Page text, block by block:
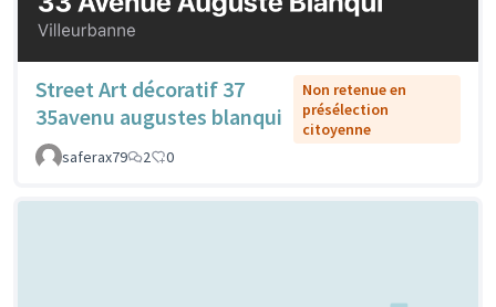
Street Art décoratif 37
35avenu augustes blanqui
Non retenue en
présélection
citoyenne
saferax79
2 0